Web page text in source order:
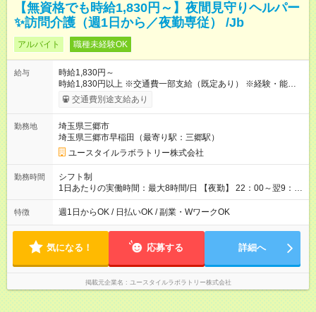
【無資格でも時給1,830円～】夜間見守りヘルパー
✨訪問介護（週1日から／夜勤専従） /Jb
アルバイト 職種未経験OK
給与
時給1,830円～
時給1,830円以上 ※交通費一部支給（既定あり） ※経験・能力を
考慮して決定します 【収入例】 週1回勤務の場合：1,830円×8時
間×4回=5万8,560円 週3回勤務の場合：1,830円×8時間×12回
月 ※ 雇用形態と給与に、本採用時と異なる部分があります。 雇
用形態：本採用時と同じです。 給与：時給 1,660円以上
交通費別途支給あり
勤務地
埼玉県三郷市
埼玉県三郷市早稲田（最寄り駅：三郷駅）
ユースタイルラボラトリー株式会社
勤務時間
シフト制
1日あたりの実働時間：最大8時間/日 【夜勤】 22：00～翌9：
00 ※週1日～OK ／ 夜勤専従 ＊＊ 勤務時間例 ＊＊ ■22時か
ら翌7時 ■23時から翌8時 ■24時から翌9時 など ※上記の時間
ます。 ※曜日固定（毎週同じ曜日での勤務となります）
特徴 週1日からOK / 日払いOK / 副業・WワークOK
気になる！ 応募する 詳細へ
掲載元企業名 ユースタイルラボラトリー株式会社